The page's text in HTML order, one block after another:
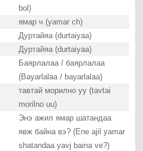
bol)
ямар ч (yamar ch)
Дуртайяа (durtaiyaa)
Дуртайяа (durtaiyaa)
Баярлалаа / баярлалаа
(Bayarlalaa / bayarlalaa)
тавтай морилно уу (tavtai
morilno uu)
Энэ ажил ямар шатандаа
явж байна вэ? (Ene ajil yamar
shatandaa yavj baina ve?)